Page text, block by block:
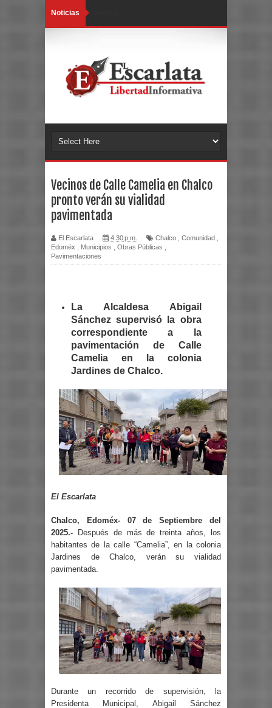
Noticias
Vecinos de Calle Camelia en Chalco
pronto verán su vialidad
pavimentada
El Escarlata 4:30 p.m. Chalco Comunidad
Edoméx
Municipios Obras Públicas
Pavimentaciones
La Alcaldesa Abigail
Sánchez supervisó la obra
correspondiente a la
pavimentación de Calle
Camelia en la colonia
Jardines de Chalco.
El Escarlata
Chalco, Edoméx- 07 de Septiembre del
2025.-
Después de más de treinta años, los
habitantes de la calle “Camelia”, en la colonia
Jardines de Chalco, verán su vialidad
pavimentada.
Durante un recorrido de supervisión, la
Presidenta Municipal, Abigail Sánchez